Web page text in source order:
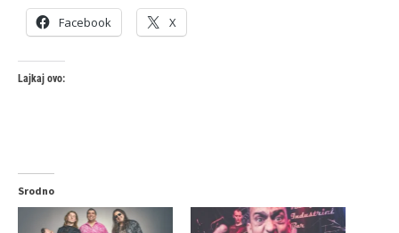
Facebook X
Lajkaj ovo:
Srodno